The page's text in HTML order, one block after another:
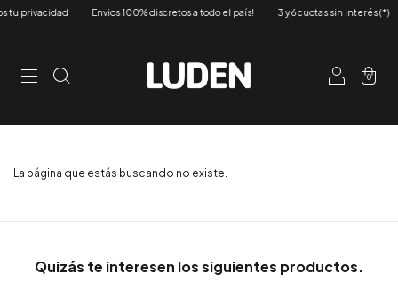
privacidad Envios 100% discretos a todo el país! 3 y 6 cuotas sin interés (*)
0
La página que estás buscando no existe.
Quizás te interesen los siguientes productos.